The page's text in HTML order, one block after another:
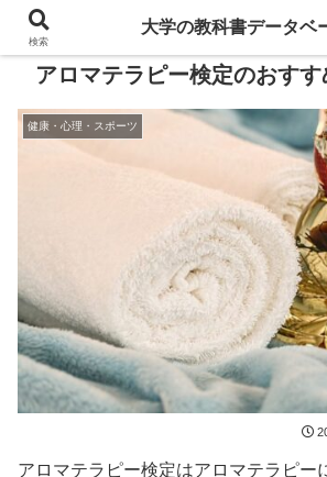
アロマテラピー検定のおすす
健康・心理・スポーツ
アロマテラピー検定はアロマテラピー
検索
大学の教科書データベ